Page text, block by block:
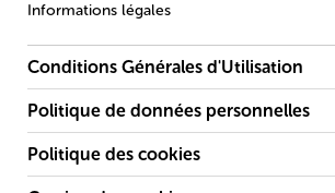
Informations légales
Conditions Générales d'Utilisation
Politique de données personnelles
Politique des cookies